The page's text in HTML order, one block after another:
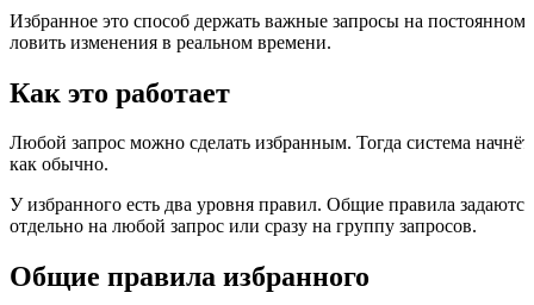
Избранное это способ держать важные запросы на
ловить изменения в реальном времени.
Как это работает
Любой запрос можно сделать избранным. Тогда система
как обычно.
У избранного есть два уровня правил. Общие правила
отдельно на любой запрос или сразу на группу запросов.
Общие правила избранного